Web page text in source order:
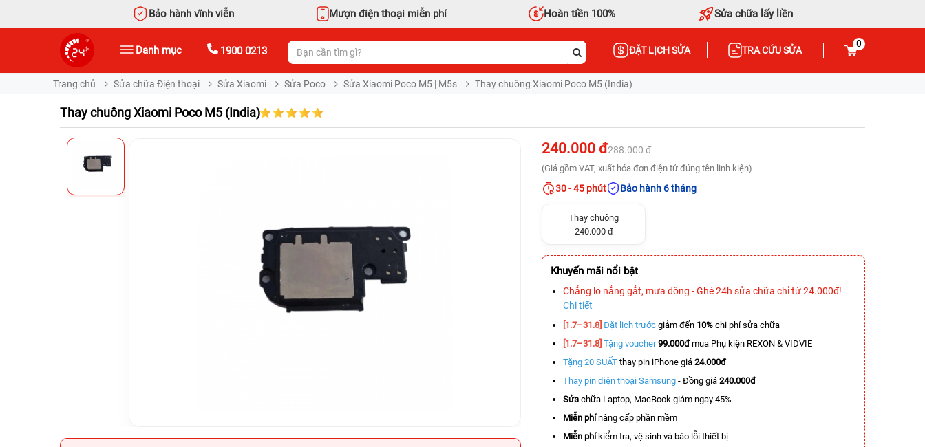
Bảo hành vĩnh viễn Mượn điện thoại miễn phí Hoàn tiền 100% Sửa chữa lấy liền
Danh mục 1900 0213 ĐẶT LỊCH SỬA TRA CỨU SỬA
0
Trang chủ Sửa chữa Điện thoại Sửa Xiaomi Sửa Poco Sửa Xiaomi Poco M5 | M5s Thay chuông Xiaomi Poco M5 (India)
Thay chuông Xiaomi Poco M5 (India)
240.000 đ288.000 đ
(Giá gồm VAT, xuất hóa đơn điện tử đúng tên linh kiện)
30 - 45 phút Bảo hành 6 tháng
Thay chuông
240.000 đ
Khuyến mãi nổi bật
Chẳng lo nắng gắt, mưa dông - Ghé 24h sửa chữa chỉ từ 24.000đ!
Chi tiết
[1.7–31.8] Đặt lịch trước giảm đến 10% chi phí sửa chữa
[1.7–31.8] Tặng voucher 99.000đmua Phụ kiện REXON & VIDVIE
Tặng 20 SUẤT thay pin iPhone giá 24.000đ
Thay pin điện thoại Samsung - Đồng giá 240.000đ
Sửa chữa Laptop, MacBook giảm ngay 45%
Miễn phínâng cấp phần mềm
Miễn phíkiểm tra, vệ sinh và báo lỗi thiết bị